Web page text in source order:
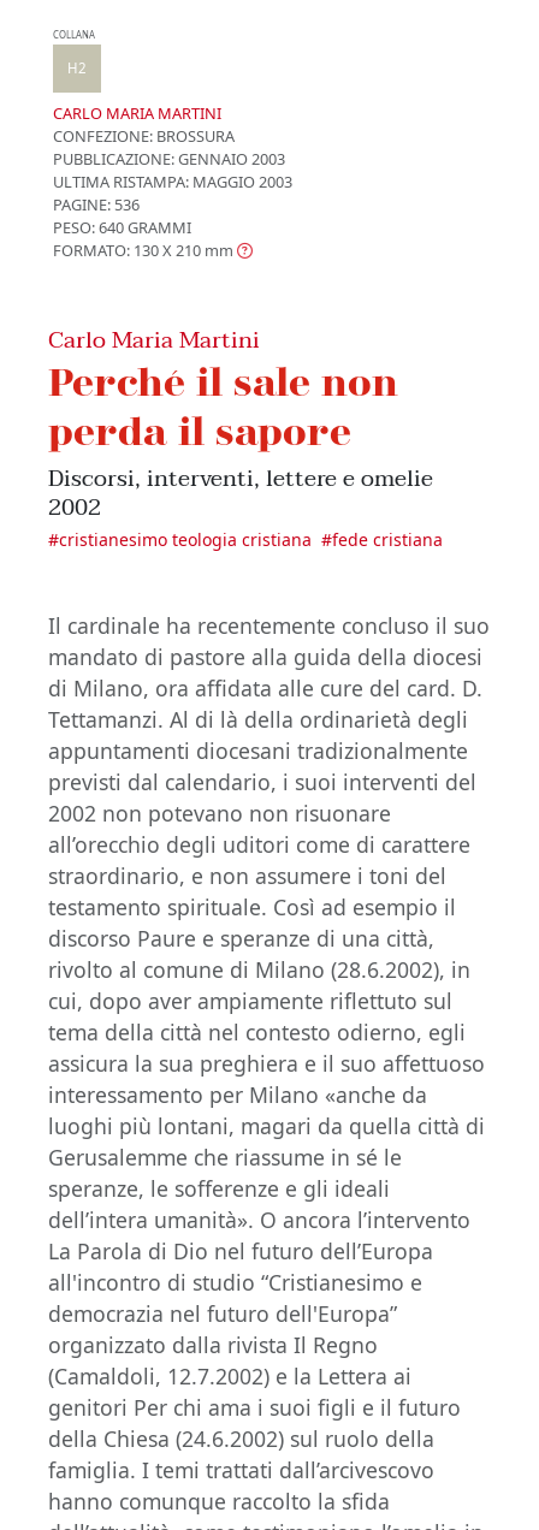
COLLANA
H2
CARLO MARIA MARTINI
CONFEZIONE: BROSSURA
PUBBLICAZIONE:GENNAIO 2003
ULTIMA RISTAMPA: MAGGIO 2003
PAGINE: 536
PESO: 640 GRAMMI
FORMATO: 130 X 210 mm
Carlo Maria Martini
Perché il sale non
perda il sapore
Discorsi, interventi, lettere e omelie
2002
#cristianesimo teologia cristiana #fede cristiana
Il cardinale ha recentemente concluso il suo
mandato di pastore alla guida della diocesi
di Milano, ora affidata alle cure del card. D.
Tettamanzi. Al di là della ordinarietà degli
appuntamenti diocesani tradizionalmente
previsti dal calendario, i suoi interventi del
2002 non potevano non risuonare
all’orecchio degli uditori come di carattere
straordinario, e non assumere i toni del
testamento spirituale. Così ad esempio il
discorso Paure e speranze di una città,
rivolto al comune di Milano (28.6.2002), in
cui, dopo aver ampiamente riflettuto sul
tema della città nel contesto odierno, egli
assicura la sua preghiera e il suo affettuoso
interessamento per Milano «anche da
luoghi più lontani, magari da quella città di
Gerusalemme che riassume in sé le
speranze, le sofferenze e gli ideali
dell’intera umanità». O ancora l’intervento
La Parola di Dio nel futuro dell’Europa
all'incontro di studio “Cristianesimo e
democrazia nel futuro dell'Europa”
organizzato dalla rivista Il Regno
(Camaldoli, 12.7.2002) e la Lettera ai
genitori Per chi ama i suoi figli e il futuro
della Chiesa (24.6.2002) sul ruolo della
famiglia. I temi trattati dall’arcivescovo
hanno comunque raccolto la sfida